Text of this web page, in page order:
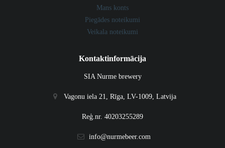
Mans konts
Piegādes noteikumi
Veikala noteikumi
Kontaktinformācija
SIA Nurme brewery
Vagonu iela 21, Rīga, LV-1009, Latvija
Reģ.nr. 40203255289
info@nurmebeer.com